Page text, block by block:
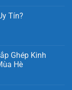
Tín?
Ghép Kinh
Hè